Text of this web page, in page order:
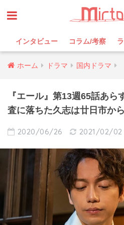
インタビュー コラム/考察
ホーム ドラマ 国内ドラマ
『エール』第13週65話あ
査に落ちた久志は廿日市か
2020/06/26 2021/02/02